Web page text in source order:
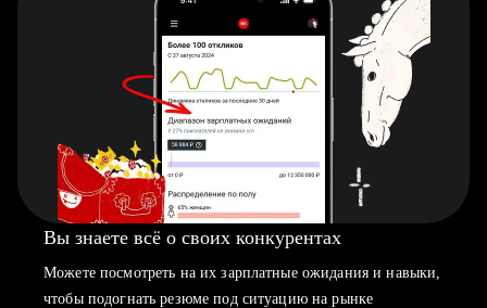
Вы знаете всё о своих конкурентах
Можете посмотреть на их зарплатные ожидания и навыки,
чтобы подогнать резюме под ситуацию на рынке